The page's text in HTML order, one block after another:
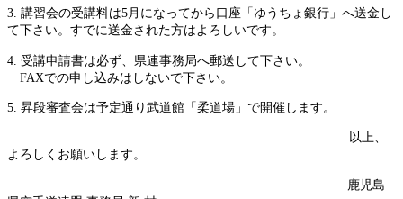
3. 講習会の受講料は5月になってから口座「ゆうちょ銀行」へ送金し
て下さい。すでに送金された方はよろしいです。
4. 受講申請書は必ず、県連事務局へ郵送して下さい。
FAXでの申し込みはしないで下さい。
5. 昇段審査会は予定通り武道館「柔道場」で開催します。
以上、
よろしくお願いします。
鹿児島